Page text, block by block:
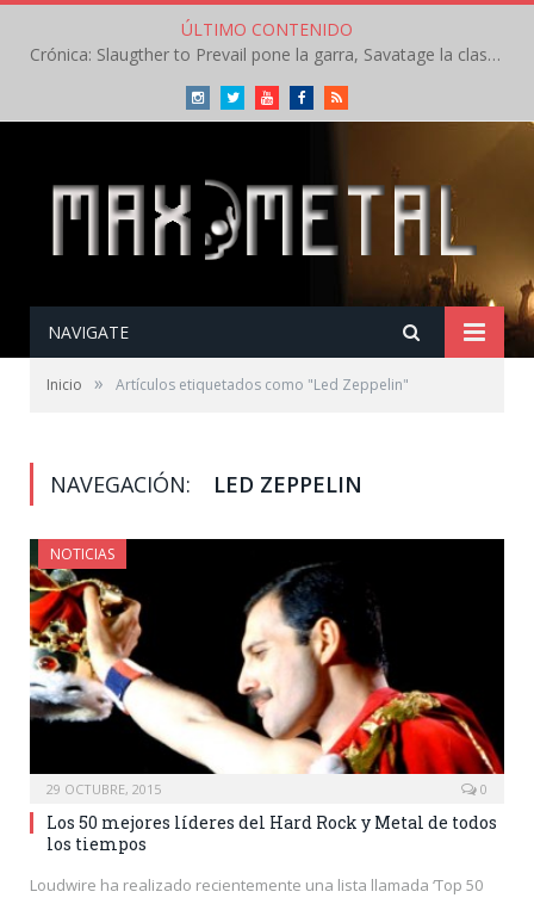
ÚLTIMO CONTENIDO
Crónica: Slaugther to Prevail pone la garra, Savatage la clase en la apertura del Leyendas del Rock – Miércoles – Agosto 2026
InstagramTwitterYoutubeFacebookRSS
NAVIGATE
Inicio » Artículos etiquetados como "Led Zeppelin"
NAVEGACIÓN: LED ZEPPELIN
NOTICIAS
29 OCTUBRE, 2015 0
Los 50 mejores líderes del Hard Rock y Metal de todos
los tiempos
Loudwire ha realizado recientemente una lista llamada ‘Top 50